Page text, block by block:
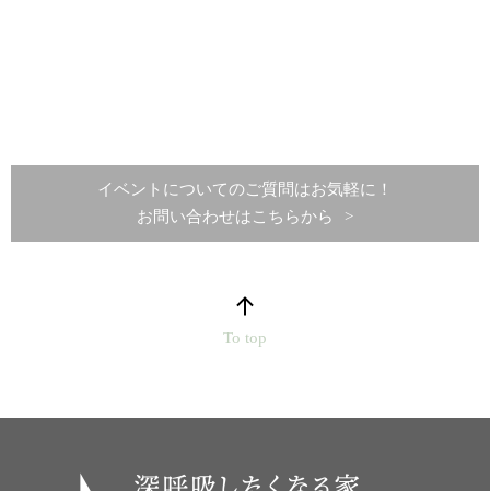
イベントについてのご質問はお気軽に！
お問い合わせはこちらから
To top